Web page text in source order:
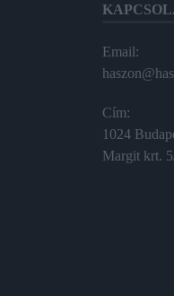
Email:
Cím:
1024
Margit krt.